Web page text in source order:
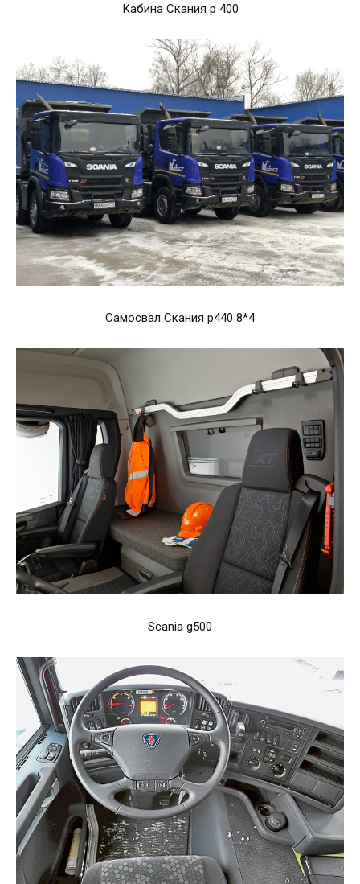
Кабина Скания p 400
Самосвал Скания p440 8*4
Scania g500